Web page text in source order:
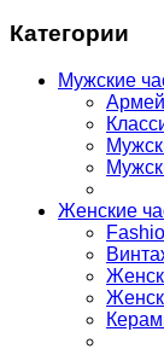
Категории
Мужские
Женские